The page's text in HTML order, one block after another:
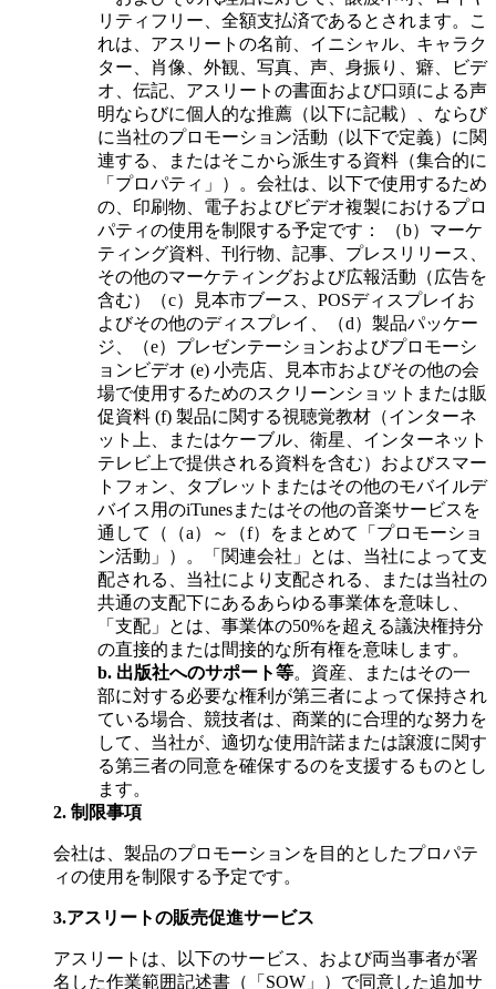
リティフリー、全額支払済であるとされます。こ
れは、アスリートの名前、イニシャル、キャラク
ター、肖像、外観、写真、声、身振り、癖、ビデ
オ、伝記、アスリートの書面および口頭による声
明ならびに個人的な推薦（以下に記載）、ならび
に当社のプロモーション活動（以下で定義）に関
連する、またはそこから派生する資料（集合的に
「プロパティ」）。会社は、以下で使用するため
の、印刷物、電子およびビデオ複製におけるプロ
パティの使用を制限する予定です： （b）マーケ
ティング資料、刊行物、記事、プレスリリース、
その他のマーケティングおよび広報活動（広告を
含む）（c）見本市ブース、POSディスプレイお
よびその他のディスプレイ、（d）製品パッケー
ジ、（e）プレゼンテーションおよびプロモーシ
ョンビデオ (e) 小売店、見本市およびその他の会
場で使用するためのスクリーンショットまたは販
促資料 (f) 製品に関する視聴覚教材（インターネ
ット上、またはケーブル、衛星、インターネット
テレビ上で提供される資料を含む）およびスマー
トフォン、タブレットまたはその他のモバイルデ
バイス用のiTunesまたはその他の音楽サービスを
通して（（a）～（f）をまとめて「プロモーショ
ン活動」）。「関連会社」とは、当社によって支
配される、当社により支配される、または当社の
共通の支配下にあるあらゆる事業体を意味し、
「支配」とは、事業体の50%を超える議決権持分
の直接的または間接的な所有権を意味します。
b. 出版社へのサポート等。資産、またはその一
部に対する必要な権利が第三者によって保持され
ている場合、競技者は、商業的に合理的な努力を
して、当社が、適切な使用許諾または譲渡に関す
る第三者の同意を確保するのを支援するものとし
ます。
2. 制限事項
会社は、製品のプロモーションを目的としたプロパテ
ィの使用を制限する予定です。
3.アスリートの販売促進サービス
アスリートは、以下のサービス、および両当事者が署
名した作業範囲記述書（「SOW」）で同意した追加サ